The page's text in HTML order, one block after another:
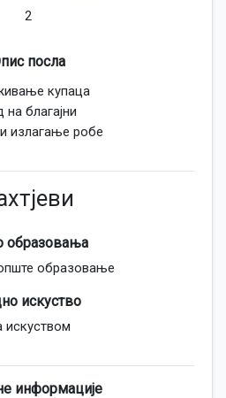
2
посла
купаца
на благајни
излагање робе
образовања
образовање
искуство
искуством
информације